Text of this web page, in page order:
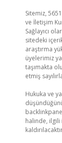
Sitemiz,
ve İletişim
Sağlayıcı
sitedeki
araştırma
üyelerimiz
taşımakta
etmiş
Hukuka ve
halinde,